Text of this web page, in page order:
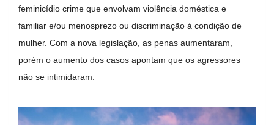
feminicídio crime que envolvam violência doméstica e
familiar e/ou menosprezo ou discriminação à condição de
mulher. Com a nova legislação, as penas aumentaram,
porém o aumento dos casos apontam que os agressores
não se intimidaram.